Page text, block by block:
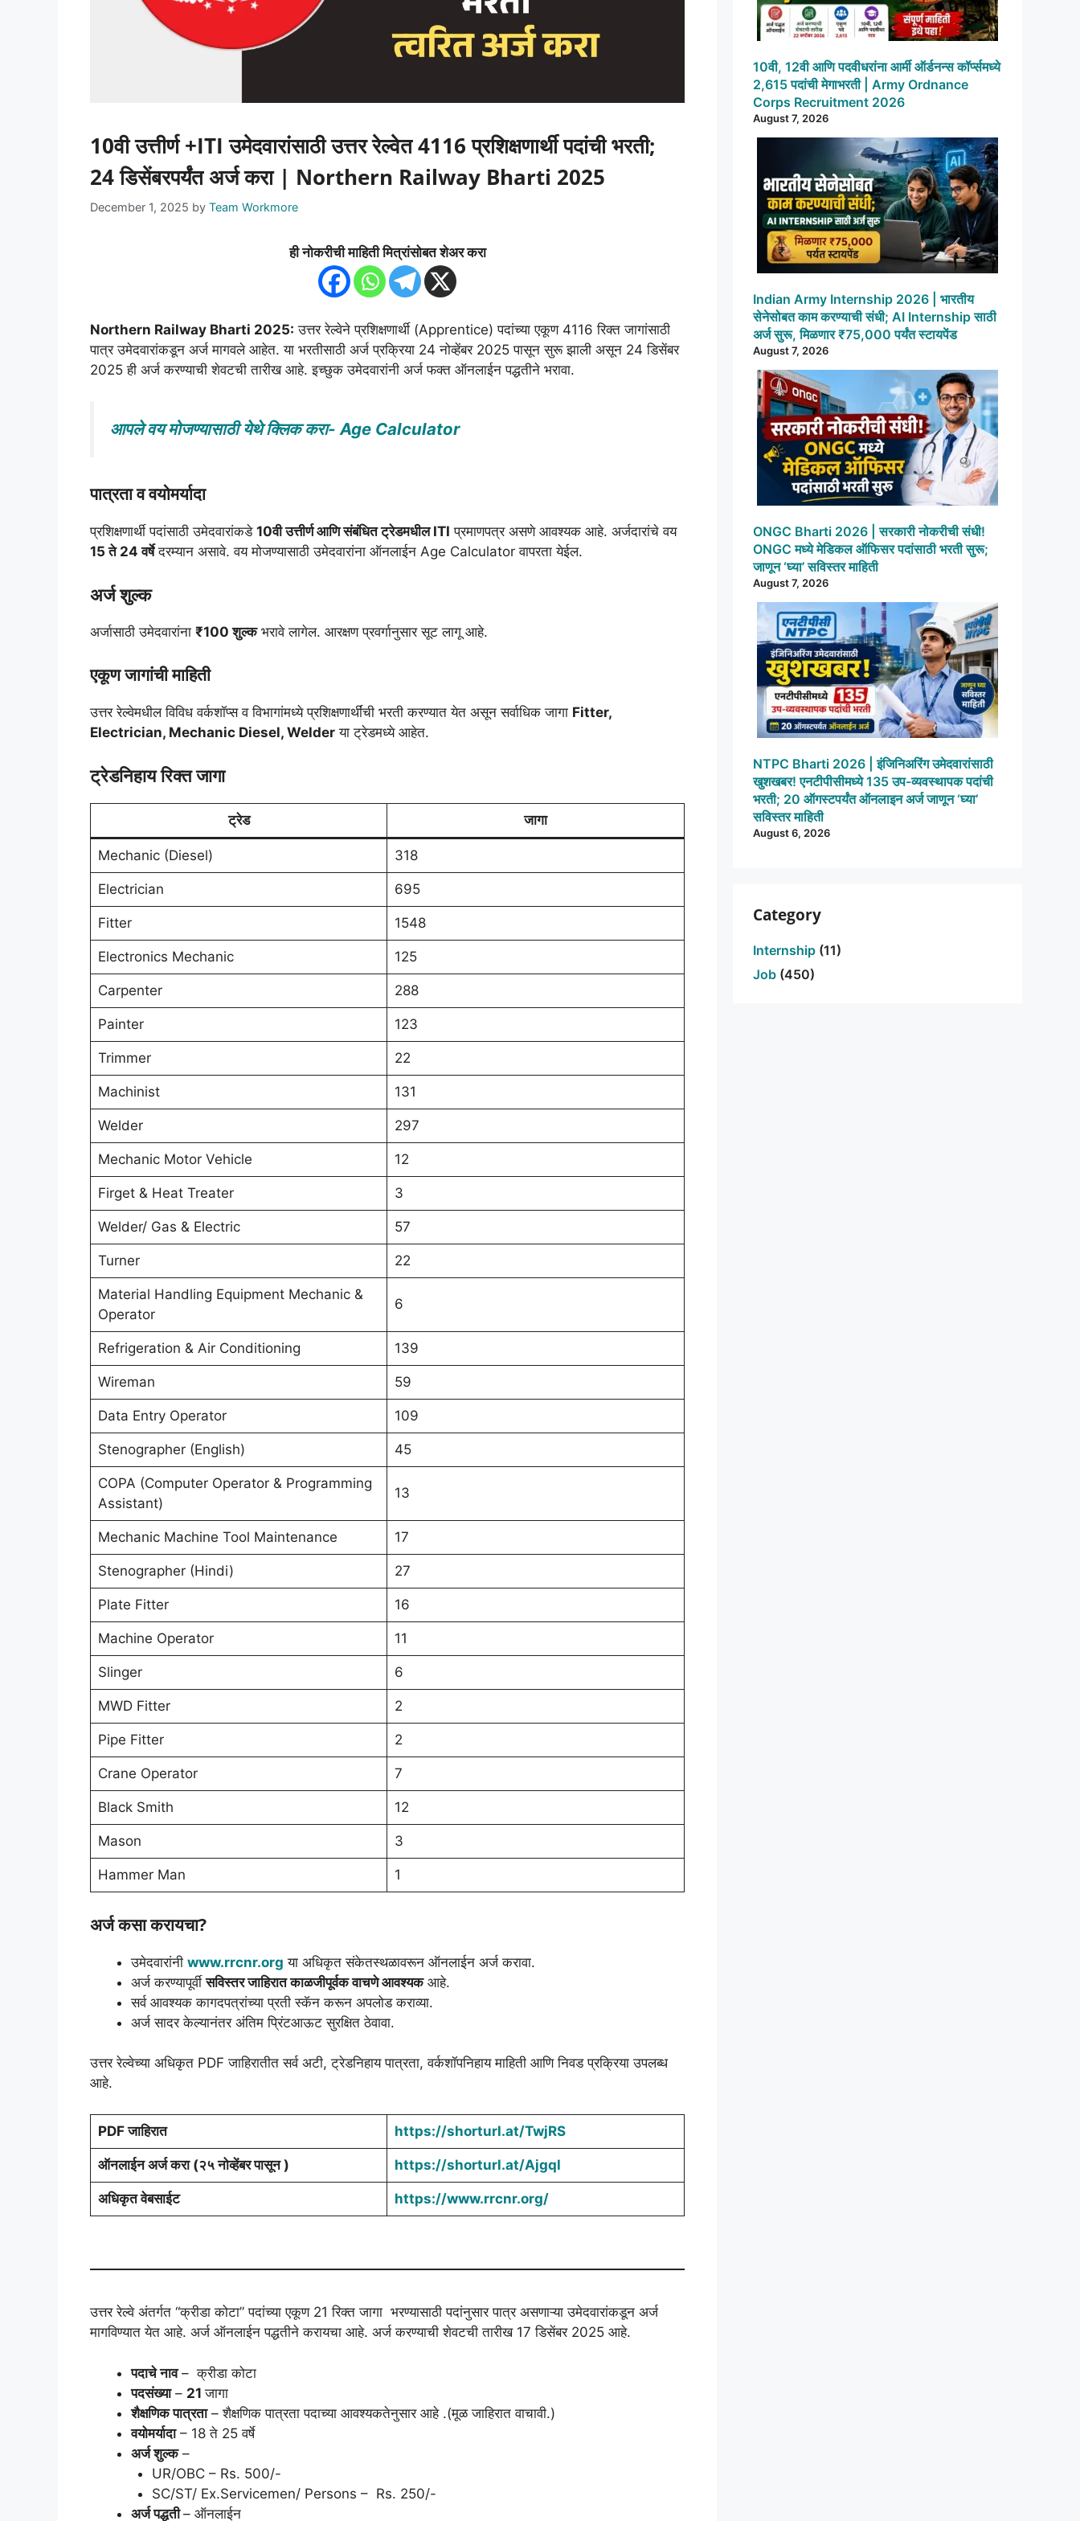
10वी उत्तीर्ण +ITI उमेदवारांसाठी उत्तर रेल्वेत 4116 प्रशिक्षणार्थी पदांची भरती;
24 डिसेंबरपर्यंत अर्ज करा | Northern Railway Bharti 2025
December 1, 2025 by Team Workmore
ही नोकरीची माहिती मित्रांसोबत शेअर करा
Northern Railway Bharti 2025: उत्तर रेल्वेने प्रशिक्षणार्थी (Apprentice) पदांच्या एकूण 4116 रिक्त जागांसाठी
पात्र उमेदवारांकडून अर्ज मागवले आहेत. या भरतीसाठी अर्ज प्रक्रिया 24 नोव्हेंबर 2025 पासून सुरू झाली असून 24 डिसेंबर
2025 ही अर्ज करण्याची शेवटची तारीख आहे. इच्छुक उमेदवारांनी अर्ज फक्त ऑनलाईन पद्धतीने भरावा.
आपले वय मोजण्यासाठी येथे क्लिक करा- Age Calculator
पात्रता व वयोमर्यादा
प्रशिक्षणार्थी पदांसाठी उमेदवारांकडे 10वी उत्तीर्ण आणि संबंधित ट्रेडमधील ITI प्रमाणपत्र असणे आवश्यक आहे. अर्जदारांचे वय
15 ते 24 वर्षेदरम्यान असावे. वय मोजण्यासाठी उमेदवारांना ऑनलाईन Age Calculator वापरता येईल.
अर्ज शुल्क
अर्जासाठी उमेदवारांना ₹100 शुल्कभरावे लागेल. आरक्षण प्रवर्गानुसार सूट लागू आहे.
एकूण जागांची माहिती
उत्तर रेल्वेमधील विविध वर्कशॉप्स व विभागांमध्ये प्रशिक्षणार्थींची भरती करण्यात येत असून सर्वाधिक जागा Fitter,
Electrician, Mechanic Diesel, Welder या ट्रेडमध्ये आहेत.
ट्रेडनिहाय रिक्त जागा
ट्रेड जागा
Mechanic (Diesel) 318
Electrician 695
Fitter 1548
Electronics Mechanic 125
Carpenter 288
Painter 123
Trimmer 22
Machinist 131
Welder 297
Mechanic Motor Vehicle 12
Firget & Heat Treater 3
Welder/ Gas & Electric 57
Turner 22
Material Handling Equipment Mechanic &
Operator
6
Refrigeration & Air Conditioning 139
Wireman 59
Data Entry Operator 109
Stenographer (English) 45
COPA (Computer Operator & Programming
Assistant)
13
Mechanic Machine Tool Maintenance 17
Stenographer (Hindi) 27
Plate Fitter 16
Machine Operator 11
Slinger 6
MWD Fitter 2
Pipe Fitter 2
Crane Operator 7
Black Smith 12
Mason 3
Hammer Man 1
अर्ज कसा करायचा?
उमेदवारांनी www.rrcnr.org या अधिकृत संकेतस्थळावरून ऑनलाईन अर्ज करावा.
अर्ज करण्यापूर्वीसविस्तर जाहिरात काळजीपूर्वक वाचणे आवश्यकआहे.
सर्व आवश्यक कागदपत्रांच्या प्रती स्कॅन करून अपलोड कराव्या.
अर्ज सादर केल्यानंतर अंतिम प्रिंटआऊट सुरक्षित ठेवावा.
उत्तर रेल्वेच्या अधिकृत PDF जाहिरातीत सर्व अटी, ट्रेडनिहाय पात्रता, वर्कशॉपनिहाय माहिती आणि निवड प्रक्रिया उपलब्ध
आहे.
PDF जाहिरात https://shorturl.at/TwjRS
ऑनलाईन अर्ज करा (२५ नोव्हेंबर पासून ) https://shorturl.at/Ajgql
अधिकृत वेबसाईट https://www.rrcnr.org/
उत्तर रेल्वे अंतर्गत “क्रीडा कोटा” पदांच्या एकूण 21 रिक्त जागा भरण्यासाठी पदांनुसार पात्र असणाऱ्या उमेदवारांकडून अर्ज
मागविण्यात येत आहे. अर्ज ऑनलाईन पद्धतीने करायचा आहे. अर्ज करण्याची शेवटची तारीख 17 डिसेंबर 2025 आहे.
पदाचे नाव– क्रीडा कोटा
पदसंख्या– 21जागा
शैक्षणिक पात्रता– शैक्षणिक पात्रता पदाच्या आवश्यकतेनुसार आहे .(मूळ जाहिरात वाचावी.)
वयोमर्यादा– 18 ते 25 वर्षे
अर्ज शुल्क–
UR/OBC – Rs. 500/-
SC/ST/ Ex.Servicemen/ Persons – Rs. 250/-
अर्ज पद्धती– ऑनलाईन
10वी, 12वी आणि पदवीधरांना आर्मी ऑर्डनन्स कॉर्प्समध्ये
2,615 पदांची मेगाभरती | Army Ordnance
Corps Recruitment 2026
August 7, 2026
Indian Army Internship 2026 | भारतीय
सेनेसोबत काम करण्याची संधी; AI Internship साठी
अर्ज सुरू, मिळणार ₹75,000 पर्यंत स्टायपेंड
August 7, 2026
ONGC Bharti 2026 | सरकारी नोकरीची संधी!
ONGC मध्ये मेडिकल ऑफिसर पदांसाठी भरती सुरू;
जाणून ‘घ्या’ सविस्तर माहिती
August 7, 2026
NTPC Bharti 2026 | इंजिनिअरिंग उमेदवारांसाठी
खुशखबर! एनटीपीसीमध्ये 135 उप-व्यवस्थापक पदांची
भरती; 20 ऑगस्टपर्यंत ऑनलाइन अर्ज जाणून ‘घ्या’
सविस्तर माहिती
August 6, 2026
Category
Internship (11)
Job (450)